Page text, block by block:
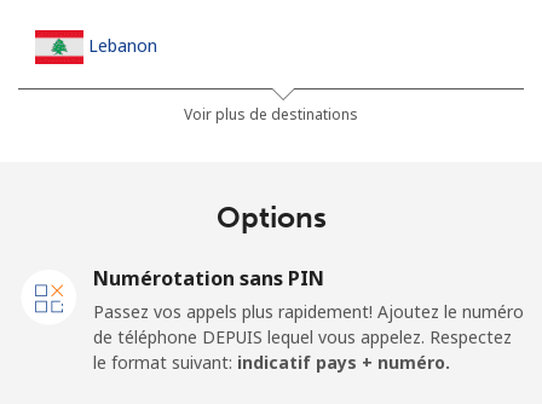
Lebanon
⁦18.9c⁩ 26 min pour ⁦$5⁩
Ligne fixe
⁦91.9c⁩ 5 min pour ⁦$5⁩
Voir plus de destinations
Options
Numérotation sans PIN
Passez vos appels plus rapidement! Ajoutez le numéro
de téléphone DEPUIS lequel vous appelez. Respectez
le format suivant: indicatif pays + numéro.